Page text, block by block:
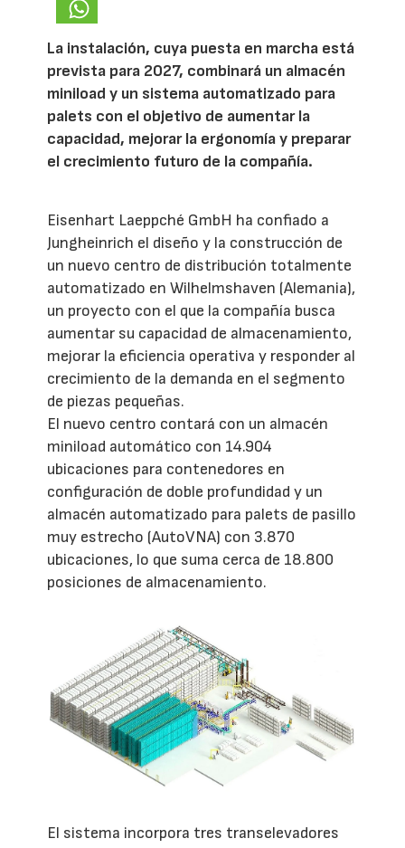
La instalación, cuya puesta en marcha está
prevista para 2027, combinará un almacén
miniload y un sistema automatizado para
palets con el objetivo de aumentar la
capacidad, mejorar la ergonomía y preparar
el crecimiento futuro de la compañía.
Eisenhart Laeppché GmbH ha confiado a
Jungheinrich el diseño y la construcción de
un nuevo centro de distribución totalmente
automatizado en Wilhelmshaven (Alemania),
un proyecto con el que la compañía busca
aumentar su capacidad de almacenamiento,
mejorar la eficiencia operativa y responder al
crecimiento de la demanda en el segmento
de piezas pequeñas.
El nuevo centro contará con un almacén
miniload automático con 14.904
ubicaciones para contenedores en
configuración de doble profundidad y un
almacén automatizado para palets de pasillo
muy estrecho (AutoVNA) con 3.870
ubicaciones, lo que suma cerca de 18.800
posiciones de almacenamiento.
El sistema incorpora tres transelevadores